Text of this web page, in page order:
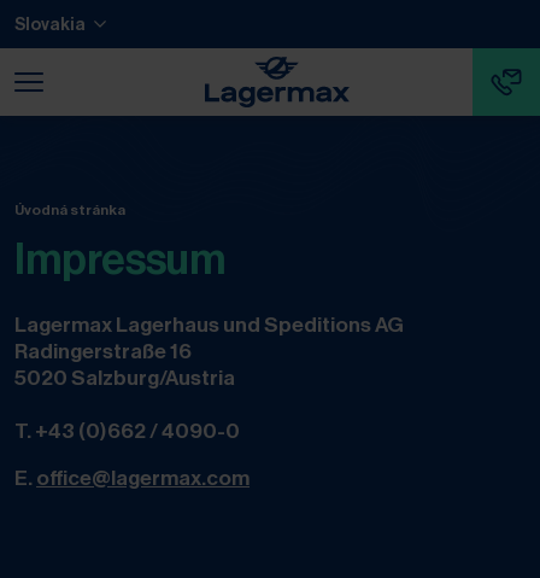
Prejsť na hlavný obsah
Prejsť na pätičku
Slovakia
Úvodná stránka
Impressum
Lagermax Lagerhaus und Speditions AG
Radingerstraße 16
5020 Salzburg/Austria
T.+43 (0)662 / 4090-0
E.office@lagermax.com